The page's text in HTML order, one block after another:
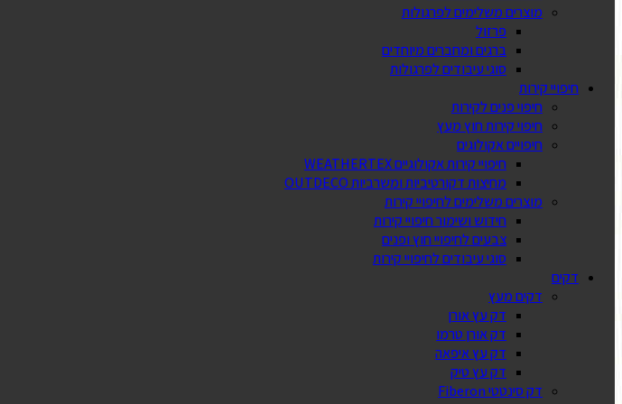
מוצרים משלימים לפרגולות
פרזול
ברגים ומחברים מיוחדים
סוגי עיבודים לפרגולות
חיפויי קירות
חיפוי פנים לקירות
חיפוי קירות חוץ מעץ
חיפויים אקולוגים
חיפויי קירות אקולוגיים WEATHERTEX
מחיצות דקורטיביות ומשרביות OUTDECO
מוצרים משלימים לחיפויי קירות
חידוש ושימור חיפויי קירות
צבעים לחיפויי חוץ ופנים
סוגי עיבודים לחיפויי קירות
דקים
דקים מעץ
דק עץ אורן
דק אורן טרמו
דק עץ איפאה
דק עץ טיק
דק סינטטי Fiberon